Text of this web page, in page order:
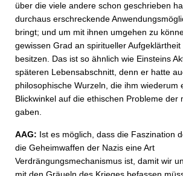
über die viele andere schon geschrieben
durchaus erschreckende
bringt; und um mit ihnen umgehen zu
gewissen Grad an spiritueller
besitzen. Das ist so ähnlich wie Einsteins
späteren Lebensabschnitt, denn er hatte
philosophische Wurzeln, die ihm wiederum
Blickwinkel auf die ethischen Probleme der
gaben.
AAG: Ist es möglich, dass die Faszination
die Geheimwaffen der Nazis eine Art
Verdrängungsmechanismus ist, damit wir